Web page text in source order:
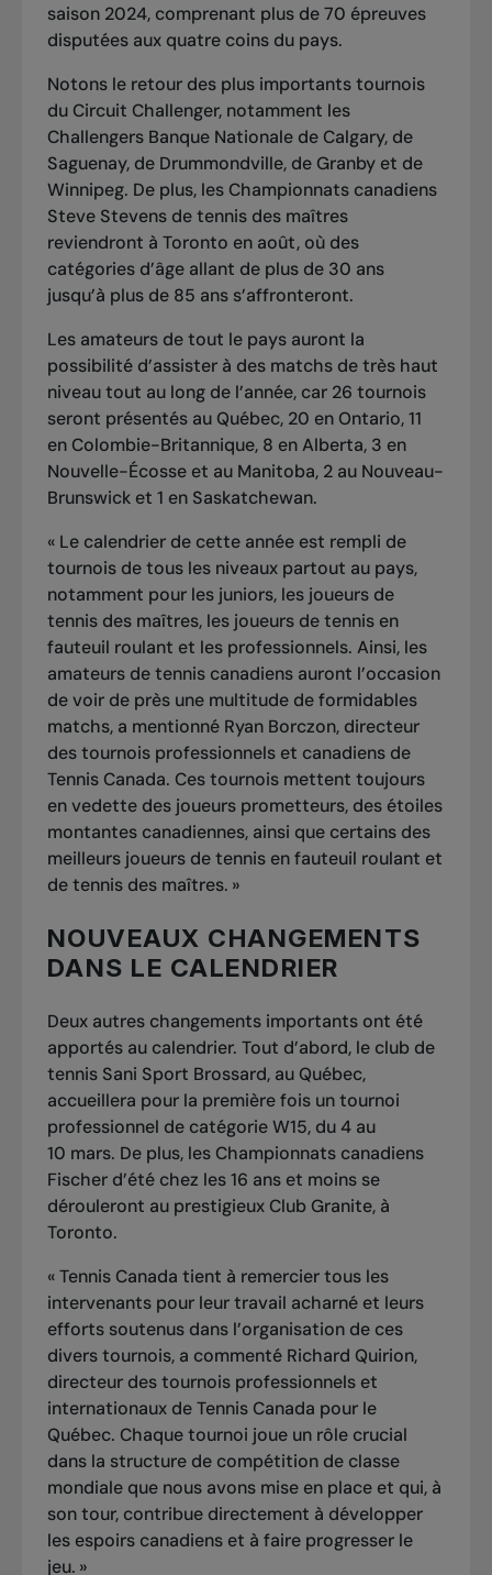
saison 2024, comprenant plus de 70 épreuves
disputées aux quatre coins du pays.
Notons le retour des plus importants tournois
du Circuit Challenger, notamment les
Challengers Banque Nationale de Calgary, de
Saguenay, de Drummondville, de Granby et de
Winnipeg. De plus, les Championnats canadiens
Steve Stevens de tennis des maîtres
reviendront à Toronto en août, où des
catégories d’âge allant de plus de 30 ans
jusqu’à plus de 85 ans s’affronteront.
Les amateurs de tout le pays auront la
possibilité d’assister à des matchs de très haut
niveau tout au long de l’année, car 26 tournois
seront présentés au Québec, 20 en Ontario, 11
en Colombie-Britannique, 8 en Alberta, 3 en
Nouvelle-Écosse et au Manitoba, 2 au Nouveau-
Brunswick et 1 en Saskatchewan.
« Le calendrier de cette année est rempli de
tournois de tous les niveaux partout au pays,
notamment pour les juniors, les joueurs de
tennis des maîtres, les joueurs de tennis en
fauteuil roulant et les professionnels. Ainsi, les
amateurs de tennis canadiens auront l’occasion
de voir de près une multitude de formidables
matchs, a mentionné Ryan Borczon, directeur
des tournois professionnels et canadiens de
Tennis Canada. Ces tournois mettent toujours
en vedette des joueurs prometteurs, des étoiles
montantes canadiennes, ainsi que certains des
meilleurs joueurs de tennis en fauteuil roulant et
de tennis des maîtres. »
NOUVEAUX CHANGEMENTS
DANS LE CALENDRIER
Deux autres changements importants ont été
apportés au calendrier. Tout d’abord, le club de
tennis Sani Sport Brossard, au Québec,
accueillera pour la première fois un tournoi
professionnel de catégorie W15, du 4 au
10 mars. De plus, les Championnats canadiens
Fischer d’été chez les 16 ans et moins se
dérouleront au prestigieux Club Granite, à
Toronto.
« Tennis Canada tient à remercier tous les
intervenants pour leur travail acharné et leurs
efforts soutenus dans l’organisation de ces
divers tournois, a commenté Richard Quirion,
directeur des tournois professionnels et
internationaux de Tennis Canada pour le
Québec. Chaque tournoi joue un rôle crucial
dans la structure de compétition de classe
mondiale que nous avons mise en place et qui, à
son tour, contribue directement à développer
les espoirs canadiens et à faire progresser le
jeu. »